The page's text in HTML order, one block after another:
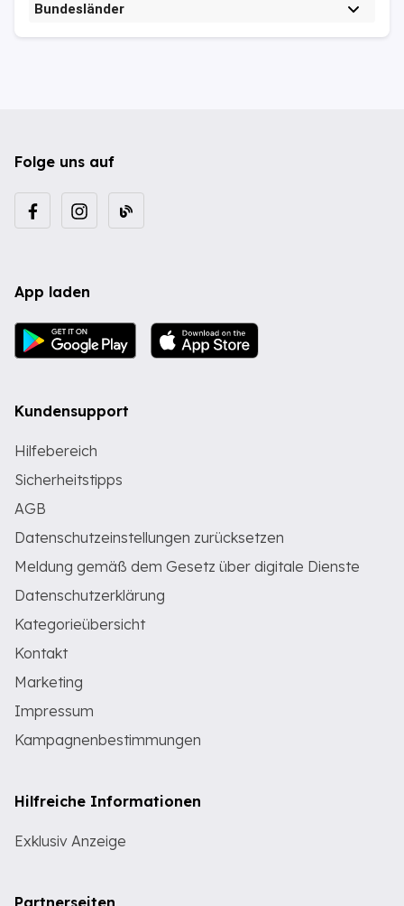
Bundesländer
Folge uns auf
App laden
Kundensupport
Hilfebereich
Sicherheitstipps
AGB
Datenschutzeinstellungen zurücksetzen
Meldung gemäß dem Gesetz über digitale Dienste
Datenschutzerklärung
Kategorieübersicht
Kontakt
Marketing
Impressum
Kampagnenbestimmungen
Hilfreiche Informationen
Exklusiv Anzeige
Partnerseiten